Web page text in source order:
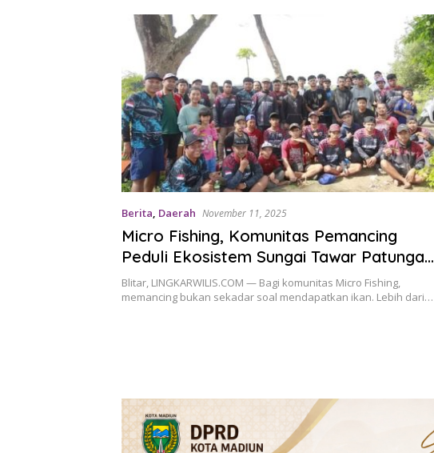
Berita, Daerah November 11, 2025
Micro Fishing, Komunitas Pemancing
Peduli Ekosistem Sungai Tawar Patungan
Beli Benih, Anggota Capai Ratusan Orang
Blitar, LINGKARWILIS.COM — Bagi komunitas Micro Fishing,
memancing bukan sekadar soal mendapatkan ikan. Lebih dari…